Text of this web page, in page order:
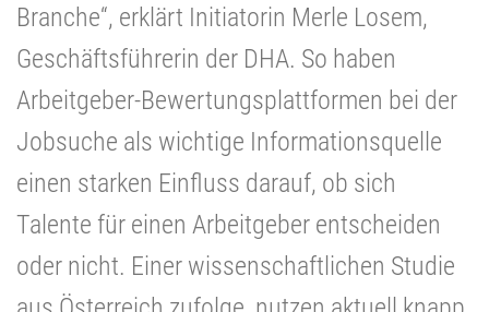
Branche“, erklärt Initiatorin Merle Losem,
Geschäftsführerin der DHA. So haben
Arbeitgeber-Bewertungsplattformen bei der
Jobsuche als wichtige Informationsquelle
einen starken Einfluss darauf, ob sich
Talente für einen Arbeitgeber entscheiden
oder nicht. Einer wissenschaftlichen Studie